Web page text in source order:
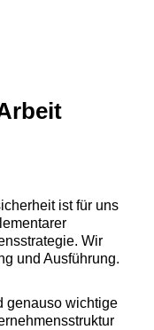
ist für uns
Wir
und Ausführung.
genauso wichtige